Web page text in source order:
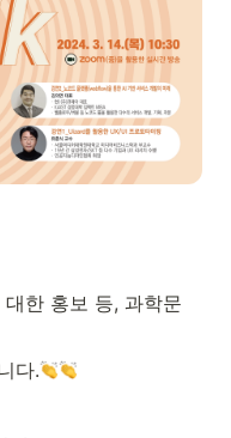
한 홍보 등, 과학문
다.